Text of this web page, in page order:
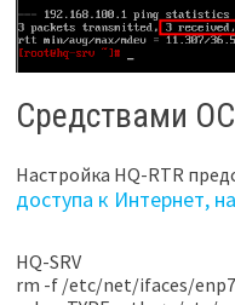
Средствами
Настройка HQ-RTR
доступа к Интернет,
HQ-SRV
rm -f /etc/net/ifaces/